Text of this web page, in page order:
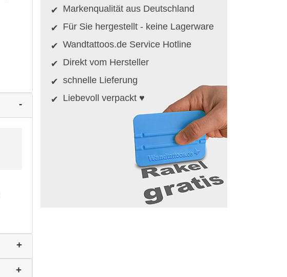
Markenqualität aus Deutschland
Für Sie hergestellt - keine Lagerware
Wandtattoos.de Service Hotline
Direkt vom Hersteller
schnelle Lieferung
Liebevoll verpackt ♥